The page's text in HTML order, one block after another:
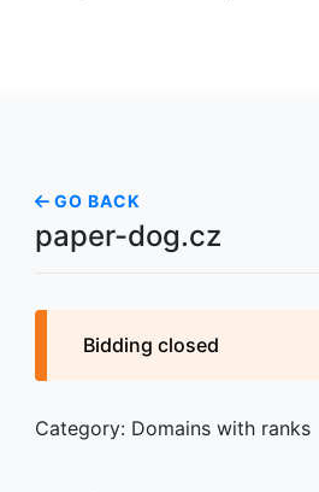
GO BACK
paper-dog.cz
Bidding closed
Category: Domains with ranks